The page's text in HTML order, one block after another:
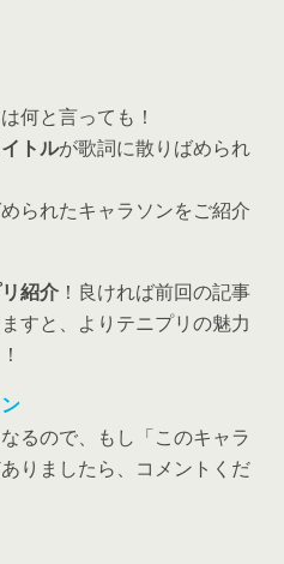
何と言っても！
トルが歌詞に散りばめられ
られたキャラソンをご紹介
紹介 ！良ければ前回の記事
すと、よりテニプリの魅力
るので、もし「このキャラ
りましたら、コメントくだ